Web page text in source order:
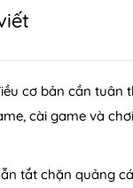
cơ bản cần tuân
cài game và
tắt chặn quảng